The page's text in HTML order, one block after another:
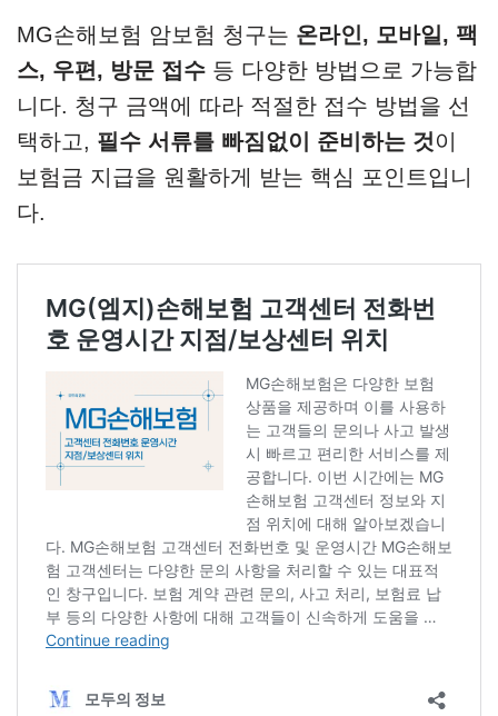
MG손해보험 암보험 청구는 온라인, 모바일, 팩
스, 우편, 방문 접수 등 다양한 방법으로 가능합
니다. 청구 금액에 따라 적절한 접수 방법을 선
택하고, 필수 서류를 빠짐없이 준비하는 것이
보험금 지급을 원활하게 받는 핵심 포인트입니
다.